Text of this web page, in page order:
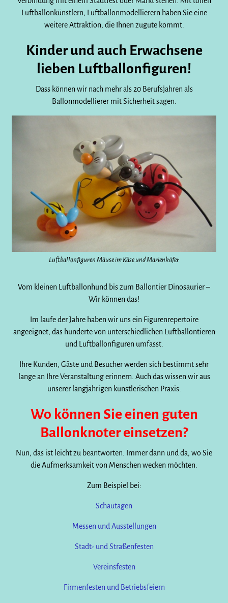
Luftballonkünstlern, Luftballonmodellierern haben Sie eine
weitere Attraktion, die Ihnen zugute kommt.
Kinder und auch Erwachsene
lieben Luftballonfiguren!
Dass können wir nach mehr als 20 Berufsjahren als
Ballonmodellierer mit Sicherheit sagen.
Luftballonfiguren Mäuse im Käse und Marienkäfer
Vom kleinen Luftballonhund bis zum Ballontier Dinosaurier –
Wir können das!
Im laufe der Jahre haben wir uns ein Figurenrepertoire
angeeignet, das hunderte von unterschiedlichen Luftballontieren
und Luftballonfiguren umfasst.
Ihre Kunden, Gäste und Besucher werden sich bestimmt sehr
lange an Ihre Veranstaltung erinnern. Auch das wissen wir aus
unserer langjährigen künstlerischen Praxis.
Wo können Sie einen guten
Ballonknoter einsetzen?
Nun, das ist leicht zu beantworten. Immer dann und da, wo Sie
die Aufmerksamkeit von Menschen wecken möchten.
Zum Beispiel bei:
Schautagen
Messen und Ausstellungen
Stadt- und Straßenfesten
Vereinsfesten
Firmenfesten und Betriebsfeiern